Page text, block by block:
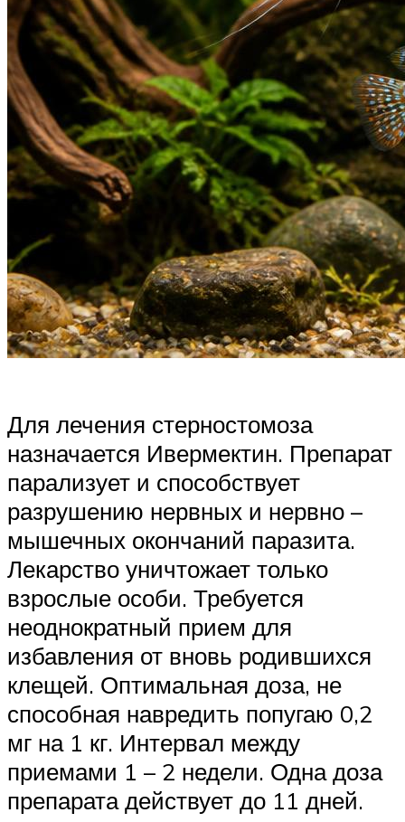
Для лечения стерностомоза
назначается Ивермектин. Препарат
парализует и способствует
разрушению нервных и нервно –
мышечных окончаний паразита.
Лекарство уничтожает только
взрослые особи. Требуется
неоднократный прием для
избавления от вновь родившихся
клещей. Оптимальная доза, не
способная навредить попугаю 0,2
мг на 1 кг. Интервал между
приемами 1 – 2 недели. Одна доза
препарата действует до 11 дней.